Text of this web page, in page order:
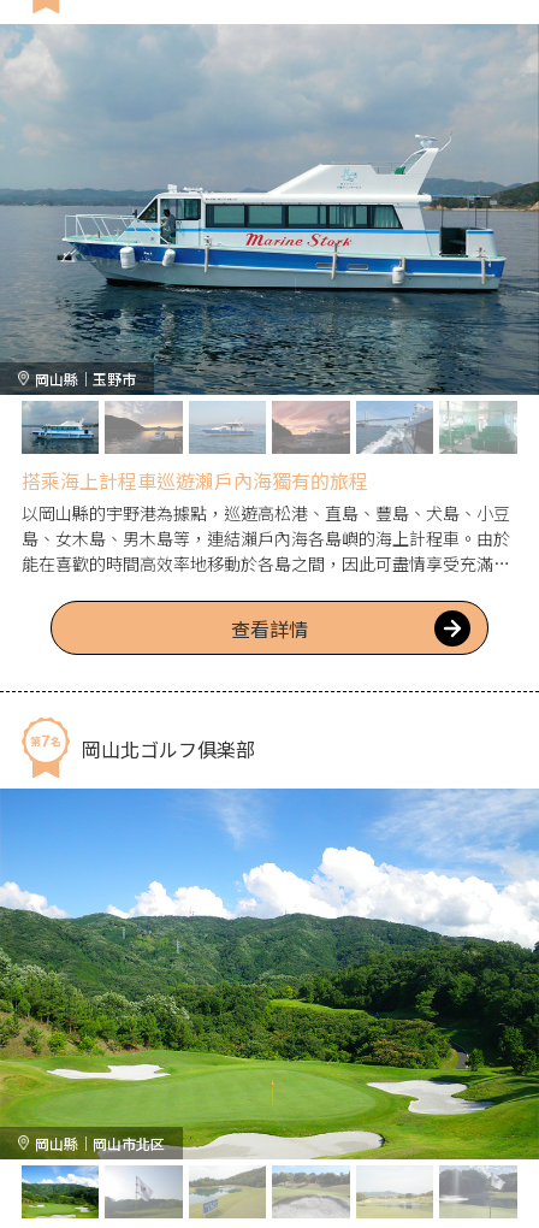
岡山縣｜玉野市
搭乘海上計程車巡遊瀨戶內海獨有的旅程
以岡山縣的宇野港為據點，巡遊高松港、直島、豐島、犬島、小豆
島、女木島、男木島等，連結瀨戶內海各島嶼的海上計程車。由於
能在喜歡的時間高效率地移動於各島之間，因此可盡情享受充滿豐
隻，並備有25個座位與50個座位的船隻，也能對應團體旅遊。巡遊
直島・豐島・犬島的遊船行程正受到歡迎。踏上巡遊島嶼的瀨戶內
查看詳情
岡山北ゴルフ俱楽部
岡山縣｜岡山市北区